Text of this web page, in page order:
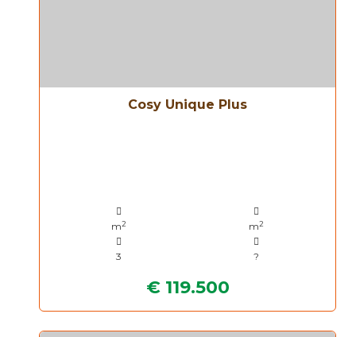
Cosy Unique Plus
m2 m2
3 ?
€ 119.500